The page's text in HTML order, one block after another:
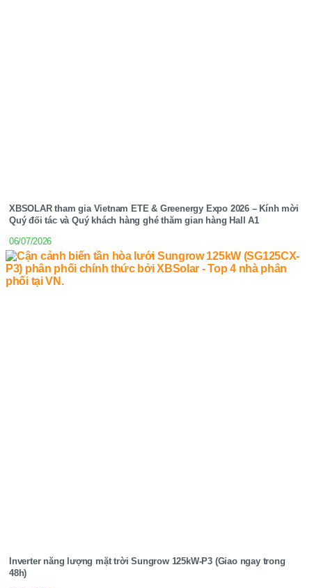
XBSOLAR tham gia Vietnam ETE & Greenergy Expo 2026 – Kính mời
Quý đối tác và Quý khách hàng ghé thăm gian hàng Hall A1
06/07/2026
Inverter năng lượng mặt trời Sungrow 125kW-P3 (Giao ngay trong
48h)